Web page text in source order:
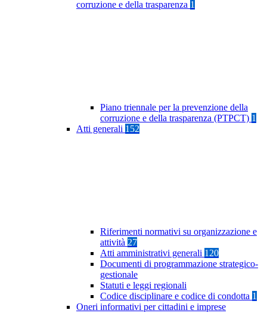
corruzione e della trasparenza 1
Piano triennale per la prevenzione della
corruzione e della trasparenza (PTPCT) 1
Atti generali 152
Riferimenti normativi su organizzazione e
attività 27
Atti amministrativi generali 120
Documenti di programmazione strategico-
gestionale
Statuti e leggi regionali
Codice disciplinare e codice di condotta 1
Oneri informativi per cittadini e imprese